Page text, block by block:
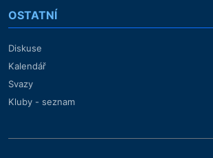
OSTATNÍ
Diskuse
Kalendář
Svazy
Kluby - seznam